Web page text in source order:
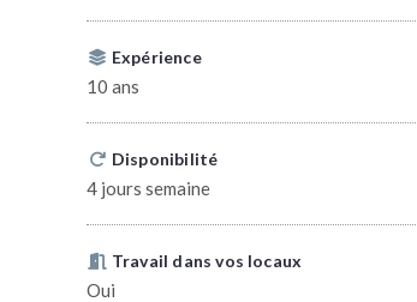
Expérience
10 ans
Disponibilité
4 jours semaine
Travail dans vos locaux
Oui